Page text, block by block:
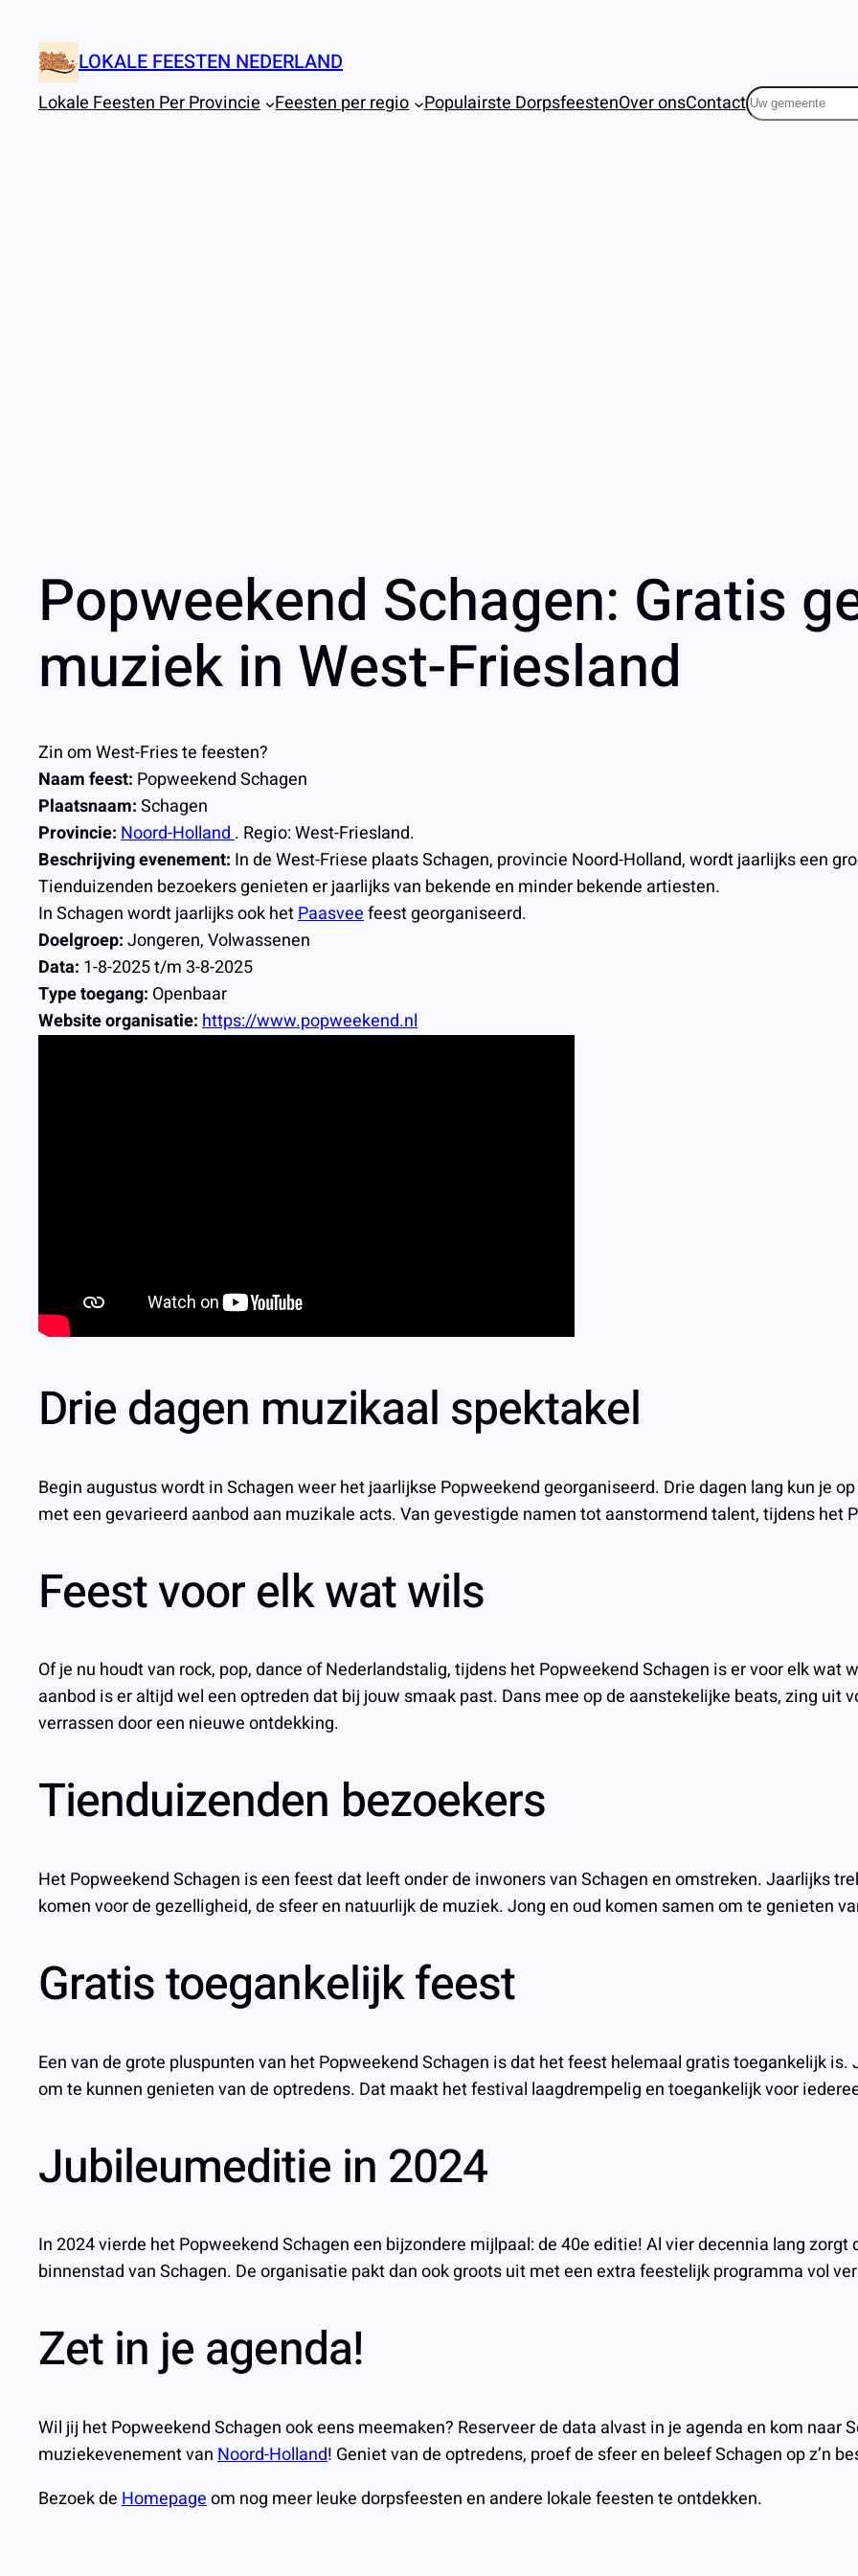
naar
inhoud
LOKALE FEESTEN NEDERLAND
Lokale Feesten Per Provincie Feesten per regio Populairste DorpsfeestenOver onsContactZoeken
Popweekend Schagen: Gratis
muziek in West-Friesland
Zin om West-Fries te feesten?
Naam feest: Popweekend Schagen
Plaatsnaam:Schagen
Provincie:Noord-Holland. Regio: West-Friesland.
Beschrijving evenement: In de West-Friese plaats Schagen, provincie Noord-Holland, wordt jaarlijks een
Tienduizenden bezoekers genieten er jaarlijks van bekende en minder bekende artiesten.
In Schagen wordt jaarlijks ook hetPaasveefeest georganiseerd.
Doelgroep:Jongeren, Volwassenen
Data: 1-8-2025 t/m 3-8-2025
Type toegang: Openbaar
Website organisatie:https://www.popweekend.nl
Drie dagen muzikaal spektakel
Begin augustus wordt in Schagen weer het jaarlijkse Popweekend georganiseerd. Drie dagen lang kun je
met een gevarieerd aanbod aan muzikale acts. Van gevestigde namen tot aanstormend talent, tijdens het
Feest voor elk wat wils
Of je nu houdt van rock, pop, dance of Nederlandstalig, tijdens het Popweekend Schagen is er voor elk
aanbod is er altijd wel een optreden dat bij jouw smaak past. Dans mee op de aanstekelijke beats, zing uit
verrassen door een nieuwe ontdekking.
Tienduizenden bezoekers
Het Popweekend Schagen is een feest dat leeft onder de inwoners van Schagen en omstreken. Jaarlijks
komen voor de gezelligheid, de sfeer en natuurlijk de muziek. Jong en oud komen samen om te genieten
Gratis toegankelijk feest
Een van de grote pluspunten van het Popweekend Schagen is dat het feest helemaal gratis toegankelijk
om te kunnen genieten van de optredens. Dat maakt het festival laagdrempelig en toegankelijk voor
Jubileumeditie in 2024
In 2024 vierde het Popweekend Schagen een bijzondere mijlpaal: de 40e editie! Al vier decennia lang
binnenstad van Schagen. De organisatie pakt dan ook groots uit met een extra feestelijk programma vol
Zet in je agenda!
Wil jij het Popweekend Schagen ook eens meemaken? Reserveer de data alvast in je agenda en kom
muziekevenement vanNoord-Holland! Geniet van de optredens, proef de sfeer en beleef Schagen op z’n
Bezoek deHomepageom nog meer leuke dorpsfeesten en andere lokale feesten te ontdekken.